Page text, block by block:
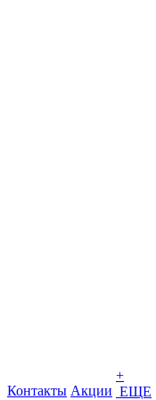
Контакты Акции
+
ЕЩЕ